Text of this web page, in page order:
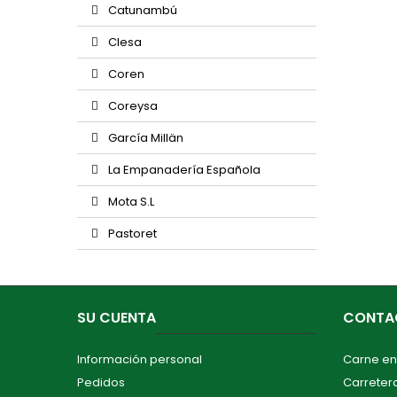
Catunambú
Clesa
Coren
Coreysa
García Millän
La Empanadería Española
Mota S.L
Pastoret
SU CUENTA
Información personal
Pedidos
Carne